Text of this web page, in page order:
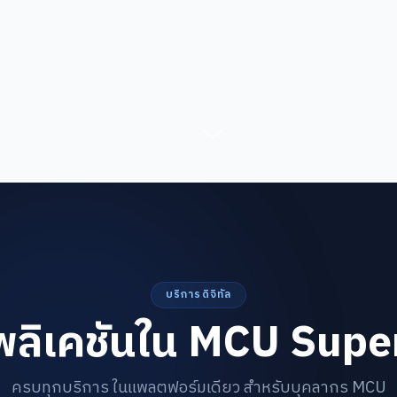
บริการดิจิทัล
เคชันใน MCU
ครบทุกบริการ ในแพลตฟอร์มเดียว สำหรับบุคลากร MCU